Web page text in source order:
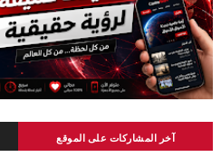
آخر المشاركات على الموقع